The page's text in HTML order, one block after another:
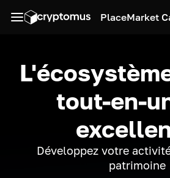
PlaceMarket
tout-en-
Développez votre
patrimoine